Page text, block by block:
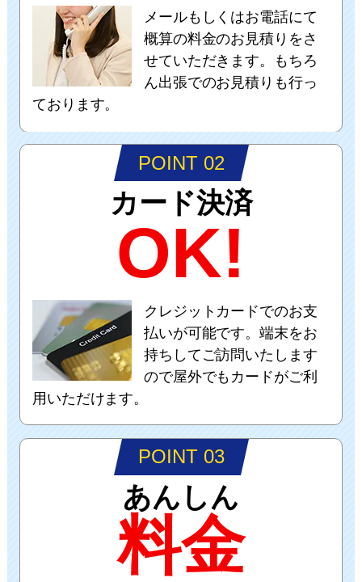
メールもしくはお電話にて
概算の料金のお見積りをさ
せていただきます。もちろ
ん出張でのお見積りも行っ
ております。
POINT 02
カード決済
OK!
クレジットカードでのお支
払いが可能です。端末をお
持ちしてご訪問いたします
ので屋外でもカードがご利
用いただけます。
POINT 03
あんしん
料金